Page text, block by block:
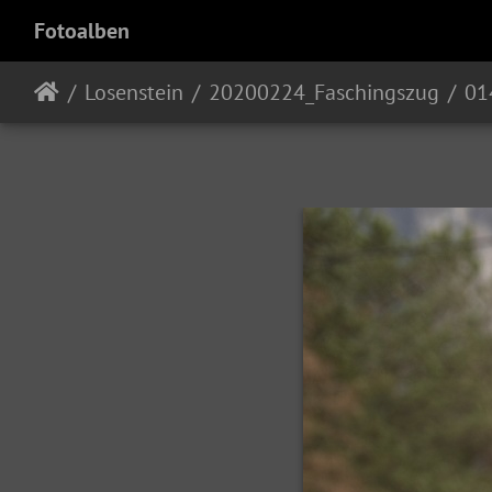
Fotoalben
Losenstein 20200224_Faschingszug